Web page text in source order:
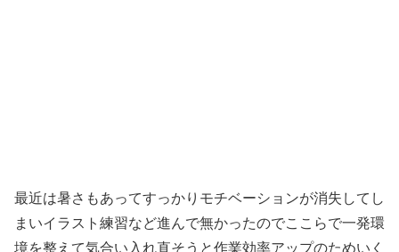
最近は暑さもあってすっかりモチベーションが消失してし
まいイラスト練習など進んで無かったのでここらで一発環
境を整えて気合い入れ直そうと作業効率アップのためいく